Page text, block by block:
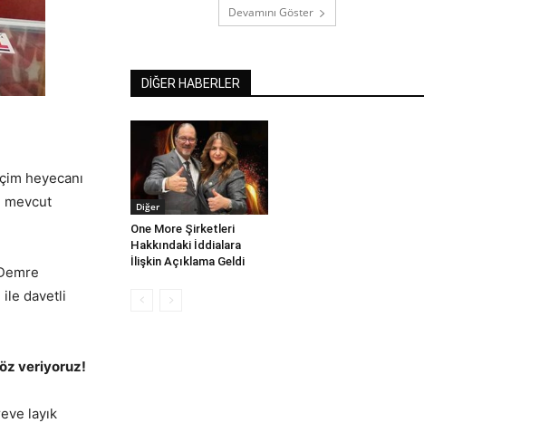
heyecanı
mevcut
ile davetli
veriyoruz!
layık
Devamını Göster
DİĞER HABERLER
Diğer
One More Şirketleri
Hakkındaki İddialara
İlişkin Açıklama Geldi